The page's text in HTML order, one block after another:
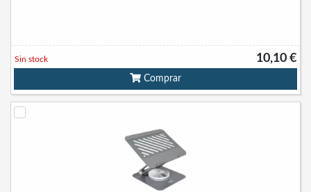
10,10 €
Sin stock
Comprar